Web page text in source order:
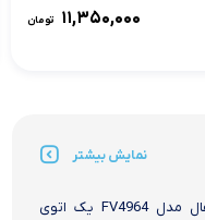
۱۱,۳۵۰,۰۰۰ تومان
نمایش بیشتر
اتو بخار تفال مدل FV4964 اتو بخار تفال مدل FV4964 یک اتوی